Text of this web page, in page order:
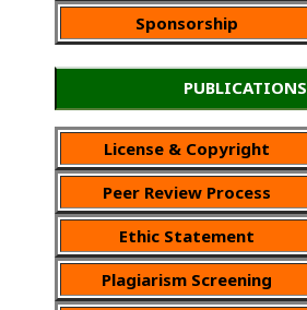
Sponsorship
PUBLICATIONS
License & Copyright
Peer Review Process
Ethic Statement
Plagiarism Screening